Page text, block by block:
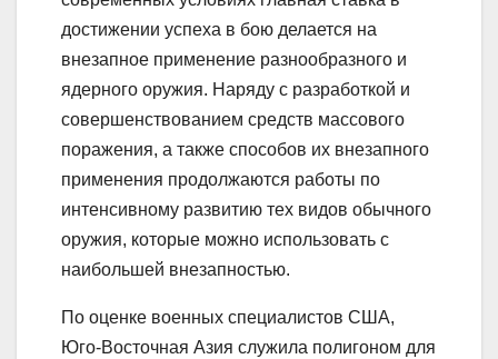
достижении успеха в бою делается на
внезапное применение разнообразного и
ядерного оружия. Наряду с разработкой и
совершенствованием средств массового
поражения, а также способов их внезапного
применения продолжаются работы по
интенсивному развитию тех видов обычного
оружия, которые можно использовать с
наибольшей внезапностью.
По оценке военных специалистов США,
Юго-Восточная Азия служила полигоном для